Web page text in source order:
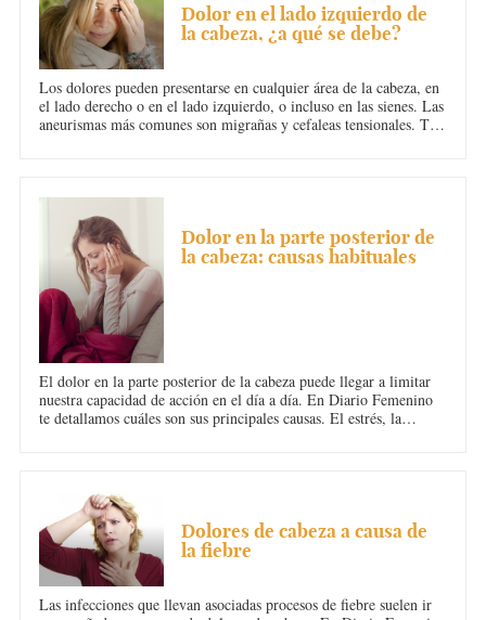
Dolor en el lado izquierdo de
la cabeza, ¿a qué se debe?
Los dolores pueden presentarse en cualquier área de la cabeza, en
el lado derecho o en el lado izquierdo, o incluso en las sienes. Las
aneurismas más comunes son migrañas y cefaleas tensionales. Te
Dolor en la parte posterior de
la cabeza: causas habituales
El dolor en la parte posterior de la cabeza puede llegar a limitar
nuestra capacidad de acción en el día a día. En Diario Femenino
te detallamos cuáles son sus principales causas. El estrés, la
Dolores de cabeza a causa de
la fiebre
Las infecciones que llevan asociadas procesos de fiebre suelen ir